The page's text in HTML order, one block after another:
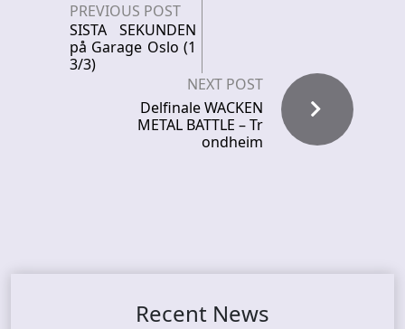
PREVIOUS POST
SISTA SEKUNDEN
på Garage Oslo (1
3/3)
NEXT POST
Delfinale WACKEN
METAL BATTLE – Tr
ondheim
Recent News